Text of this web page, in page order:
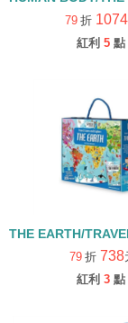
79 折 1074
紅利 5 點
THE EARTH/
79 折 738
紅利 3 點